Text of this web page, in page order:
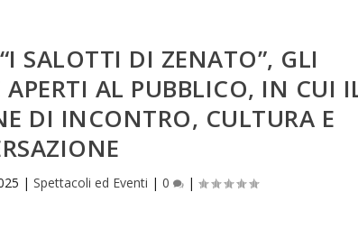
SALOTTI DI ZENATO”, GLI
AL PUBBLICO, IN CUI
DI INCONTRO, CULTURA E
| Spettacoli ed Eventi | 0 |